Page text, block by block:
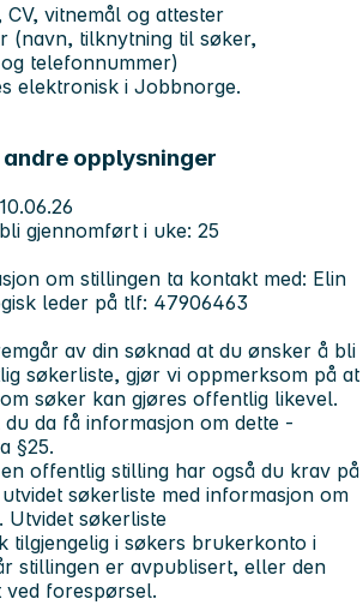
CV, vitnemål og attester
(navn, tilknytning til søker,
telefonnummer)
elektronisk i Jobbnorge.
opplysninger
gjennomført i uke: 25
om stillingen ta kontakt med: Elin
leder på tlf: 47906463
av din søknad at du ønsker å bli
søkerliste, gjør vi oppmerksom på at
søker kan gjøres offentlig likevel.
da få informasjon om dette -
§25.
offentlig stilling har også du krav på
søkerliste med informasjon om
Utvidet søkerliste
tilgjengelig i søkers brukerkonto i
stillingen er avpublisert, eller den
ved forespørsel.